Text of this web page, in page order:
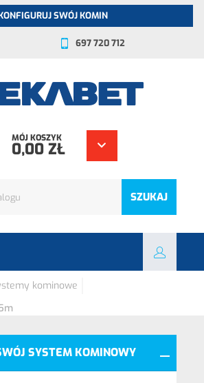
SWÓJ KOMIN
697 720 712
SZUKAJ
MÓJ KOSZYK
0,00 ZŁ
kominowe
SYSTEM KOMINOWY